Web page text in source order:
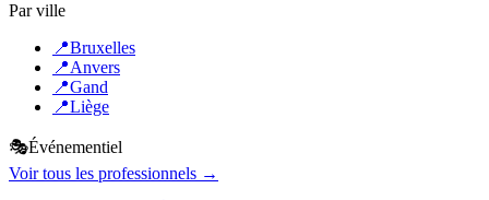
Par ville
📍Bruxelles
📍Anvers
📍Gand
📍Liège
🎭Événementiel
Voir tous les professionnels →